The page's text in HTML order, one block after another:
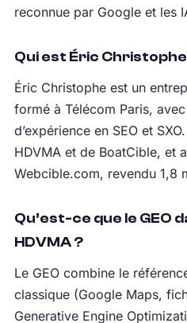
reconnue par Google et les
Qui est Éric
Éric Christophe est un
formé à Télécom Paris,
d’expérience en SEO et
HDVMA et de BoatCible, et
Webcible.com, revendu 1,8
Qu’est-ce que le GEO
HDVMA ?
Le GEO combine le
classique (Google Maps,
Generative Engine